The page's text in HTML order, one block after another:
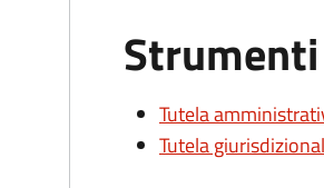
Tutela
Tutela